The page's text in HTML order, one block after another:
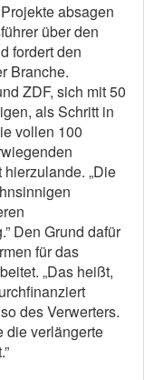
absagen
über den
fordert den
Branche.
ZDF, sich mit 50
als Schritt in
vollen 100
„Die
Den Grund dafür
für das
„Das heißt,
des Verwerters.
die verlängerte